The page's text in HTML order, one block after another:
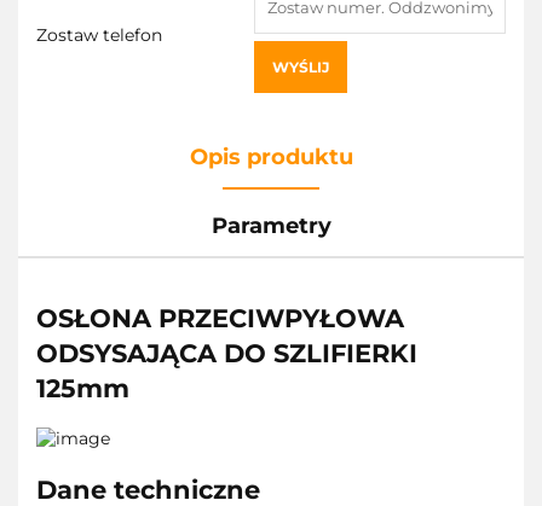
Zostaw telefon
WYŚLIJ
Opis produktu
Parametry
OSŁONA PRZECIWPYŁOWA
ODSYSAJĄCA DO SZLIFIERKI
125mm
Dane techniczne